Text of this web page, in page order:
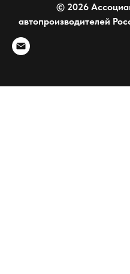
© 2026
автопроизводителей